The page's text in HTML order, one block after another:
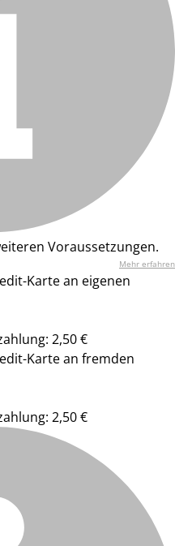
Voraussetzungen.
Mehr erfahren
Karte an eigenen
2,50 €
Karte an fremden
2,50 €